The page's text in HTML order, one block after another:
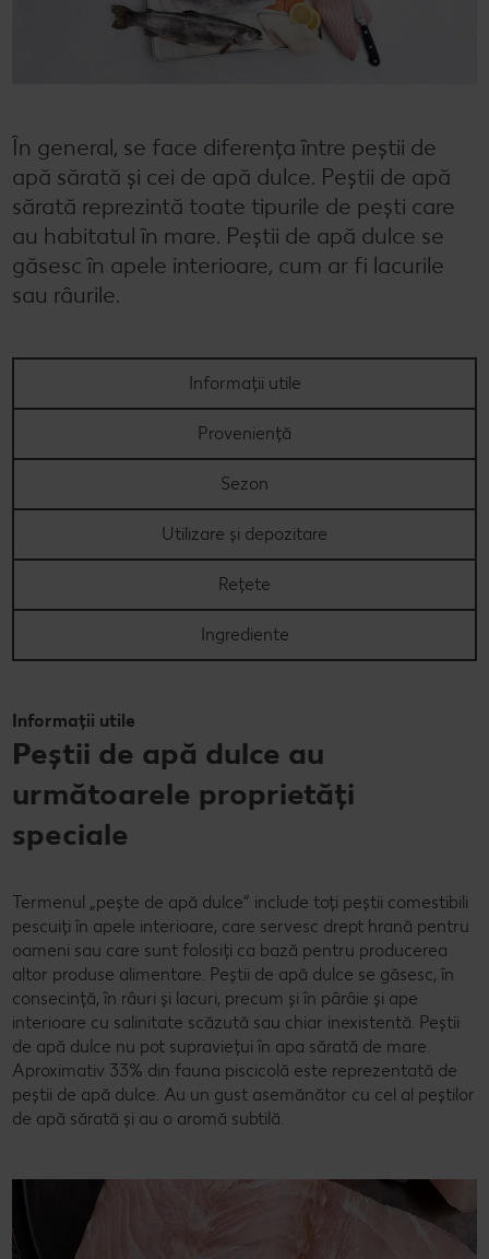
Cu Kaufland Card alimentezi ușor
Dicționar de alimente
Rețete by Kitchen Affair
Rețete de prăjituri
Rețete cu carne
Rețete de post
Ieftin și bun
Când cere ceva dulce
Marcă proprie Kaufland - și calitate și preț mic
România știe să gătească
Revista Kaufland - Acum și pe WhatsApp!
Stare de bine
În general, se face diferența între peștii de
apă sărată și cei de apă dulce. Peștii de apă
sărată reprezintă toate tipurile de pești care
au habitatul în mare. Peștii de apă dulce se
găsesc în apele interioare, cum ar fi lacurile
sau râurile.
Informații utile
Proveniență
Sezon
Utilizare și depozitare
Rețete
Ingrediente
Informații utile
Peștii de apă dulce au
următoarele proprietăți
speciale
Termenul „pește de apă dulce” include toți peștii comestibili
pescuiți în apele interioare, care servesc drept hrană pentru
oameni sau care sunt folosiți ca bază pentru producerea
altor produse alimentare. Peștii de apă dulce se găsesc, în
consecință, în râuri și lacuri, precum și în pârâie și ape
interioare cu salinitate scăzută sau chiar inexistentă. Peștii
de apă dulce nu pot supraviețui în apa sărată de mare.
Aproximativ 33% din fauna piscicolă este reprezentată de
peștii de apă dulce. Au un gust asemănător cu cel al peștilor
de apă sărată și au o aromă subtilă.